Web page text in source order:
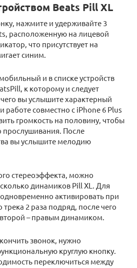
Beats Pill XL
нажмите и удерживайте 3
расположенную на лицевой
что присутствует на
синим.
и в списке устройств
к которому и следует
вы услышите характерный
работе совместно с iPhone 6 Plus
громкость на половину, чтобы
прослушивания. После
вы услышите мелодию
стереоэффекта, можно
динамиков Pill XL. Для
активировать при
2 раза подряд, после чего
– правым динамиком.
звонок, нужно
круглую кнопку.
переключиться между